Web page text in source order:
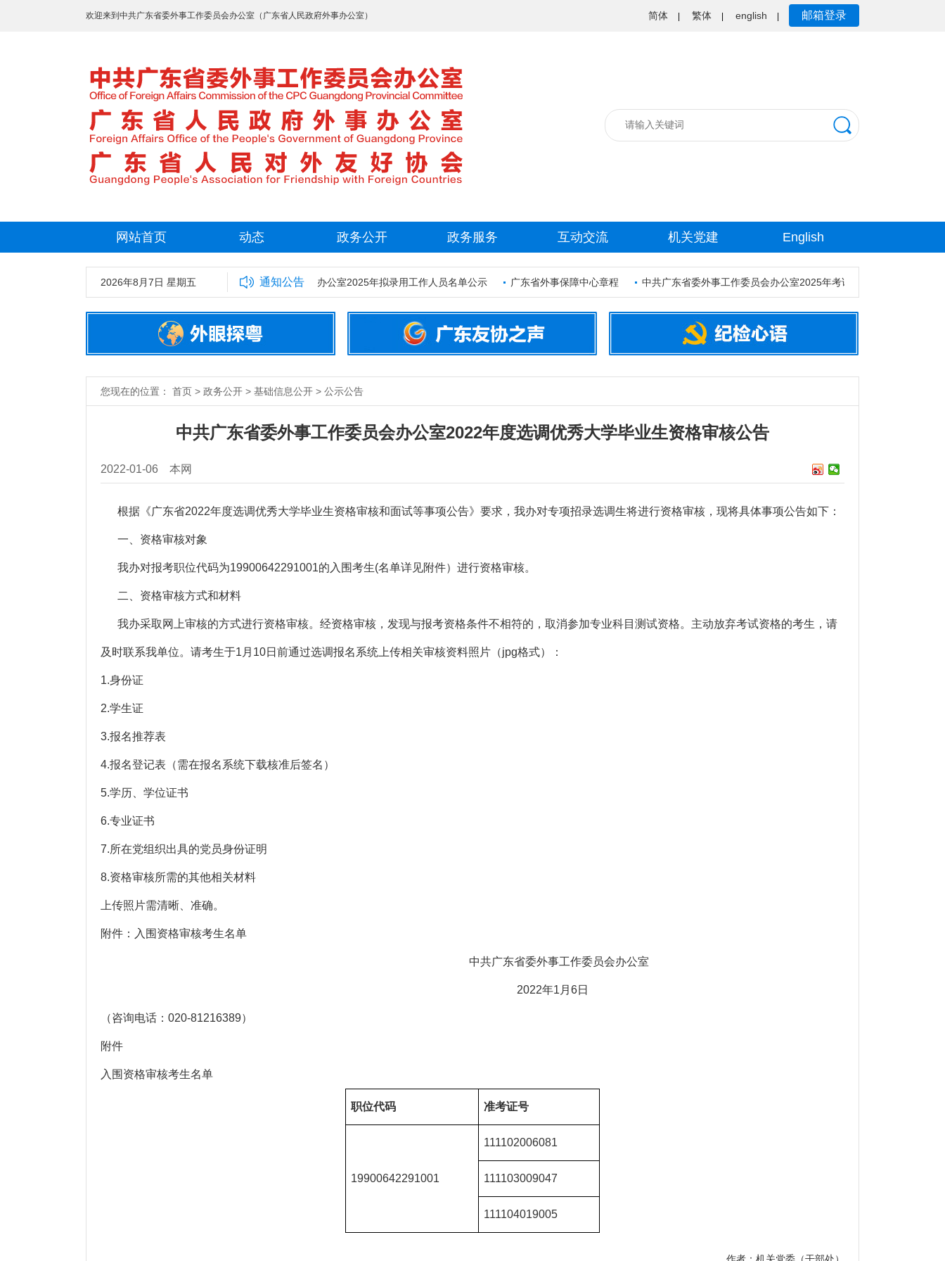
欢迎来到中共广东省委外事工作委员会办公室（广东省人民政府外事办公室） 简体 繁体 english 邮箱登录
网站首页 动态 政务公开 政务服务 互动交流 机关党建 English
2026年8月7日 星期五 通知公告
中共广东省委外事工作委员会办公室2025年拟录用工作人员名单公示 广东省外事保障中心章程 中共广东省委外事工作委员会办公室2025年考试录用公务员资格审核公
您现在的位置： 首页 > 政务公开 > 基础信息公开 > 公示公告
中共广东省委外事工作委员会办公室2022年度选调优秀大学毕业生资格审核公告
2022-01-06 本网
根据《广东省2022年度选调优秀大学毕业生资格审核和面试等事项公告》要求，我办对专项招录选调生将进行资格审核，现将具体事项公告如下：
一、资格审核对象
我办对报考职位代码为19900642291001的入围考生(名单详见附件）进行资格审核。
二、资格审核方式和材料
我办采取网上审核的方式进行资格审核。经资格审核，发现与报考资格条件不相符的，取消参加专业科目测试资格。主动放弃考试资格的考生，请
及时联系我单位。请考生于1月10日前通过选调报名系统上传相关审核资料照片（jpg格式）：
1.身份证
2.学生证
3.报名推荐表
4.报名登记表（需在报名系统下载核准后签名）
5.学历、学位证书
6.专业证书
7.所在党组织出具的党员身份证明
8.资格审核所需的其他相关材料
上传照片需清晰、准确。
附件：入围资格审核考生名单
中共广东省委外事工作委员会办公室
2022年1月6日
（咨询电话：020-81216389）
附件
入围资格审核考生名单
职位代码 准考证号
19900642291001
111102006081
111103009047
111104019005